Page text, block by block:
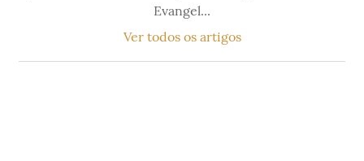
Evangel...
Ver todos os artigos